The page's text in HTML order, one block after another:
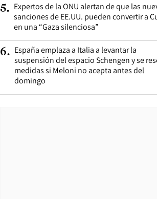
5. Expertos de la ONU alertan de que las
sanciones de EE.UU. pueden convertir a
en una “Gaza silenciosa”
6. España emplaza a Italia a levantar la
suspensión del espacio Schengen y se
medidas si Meloni no acepta antes del
domingo